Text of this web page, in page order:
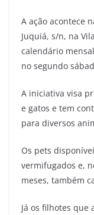
A ação acontece
Juquiá, s/n, na
calendário
no segundo
A iniciativa visa
e gatos e tem
para diversos
Os pets
vermifugados e,
meses, também
Já os filhotes que